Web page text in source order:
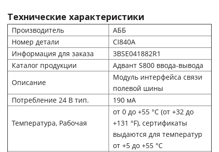
Технические характеристики
Производитель
АББ
Номер детали
CI840A
Информация для заказа
3BSE041882R1
Каталог продукции
Адвант S800 ввода-вывода
Описание
Модуль интерфейса связи
полевой шины
Потребление 24 В тип.
190 мА
Температура, Рабочая
от 0 до +55 °C (от +32 до
+131 °F), сертификаты
выдаются для температур
от +5 до +55 °C